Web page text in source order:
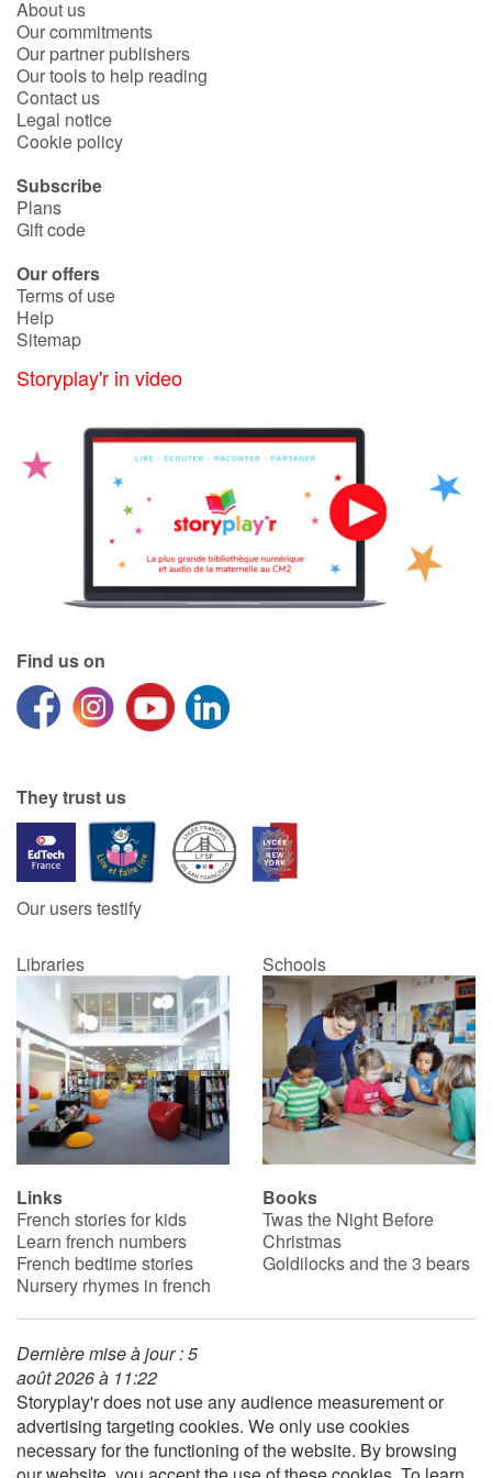
Documentaries
With the family
At school
Festivals and events
Love and friendship
Social issues
Emotions and feelings
Formats and illustrations
Catalogue anglais
Help
Family
Schools
Libraries
Videos & Tutorials
Blog
Learn french with Storyplay'r
French book lists for children
Reading for children
Activities and workshops
Dyslexia and reading disorders
About us
Our commitments
Our partner publishers
Our tools to help reading
Contact us
Legal notice
Cookie policy
Subscribe
Plans
Gift code
Our offers
Terms of use
Help
Sitemap
Storyplay'r in video
Find us on
They trust us
Our users testify
Libraries Schools
Links
French stories for kids
Learn french numbers
French bedtime stories
Nursery rhymes in french
Books
Twas the Night Before
Christmas
Goldilocks and the 3 bears
Dernière mise à jour : 5
août 2026 à 11:22
Storyplay'r does not use any audience measurement or
advertising targeting cookies. We only use cookies
necessary for the functioning of the website. By browsing